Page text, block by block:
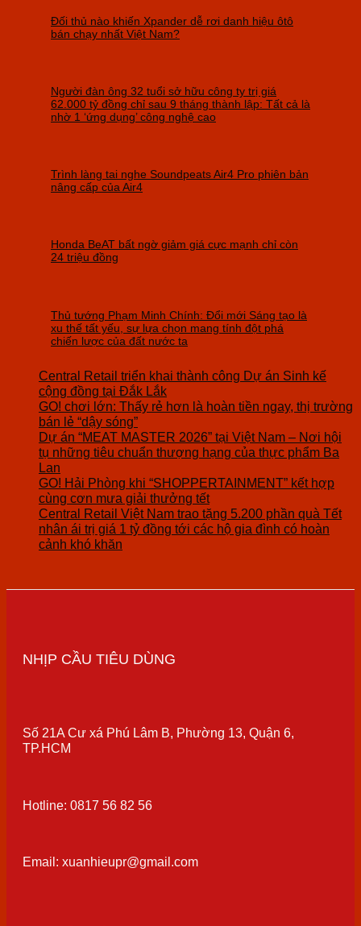
Đối thủ nào khiến Xpander dễ rơi danh hiệu ôtô
bán chạy nhất Việt Nam?
Người đàn ông 32 tuổi sở hữu công ty trị giá
62.000 tỷ đồng chỉ sau 9 tháng thành lập: Tất cả là
nhờ 1 ‘ứng dụng’ công nghệ cao
Trình làng tai nghe Soundpeats Air4 Pro phiên bản
nâng cấp của Air4
Honda BeAT bất ngờ giảm giá cực mạnh chỉ còn
24 triệu đồng
Thủ tướng Phạm Minh Chính: Đổi mới Sáng tạo là
xu thế tất yếu, sự lựa chọn mang tính đột phá
chiến lược của đất nước ta
Central Retail triển khai thành công Dự án Sinh kế
cộng đồng tại Đắk Lắk
GO! chơi lớn: Thấy rẻ hơn là hoàn tiền ngay, thị trường
bán lẻ “dậy sóng”
Dự án “MEAT MASTER 2026” tại Việt Nam – Nơi hội
tụ những tiêu chuẩn thượng hạng của thực phẩm Ba
Lan
GO! Hải Phòng khi “SHOPPERTAINMENT” kết hợp
cùng cơn mưa giải thưởng tết
Central Retail Việt Nam trao tặng 5.200 phần quà Tết
nhân ái trị giá 1 tỷ đồng tới các hộ gia đình có hoàn
cảnh khó khăn
NHỊP CẦU TIÊU DÙNG
Số 21A Cư xá Phú Lâm B, Phường 13, Quận 6,
TP.HCM
Hotline: 0817 56 82 56
Email: xuanhieupr@gmail.com